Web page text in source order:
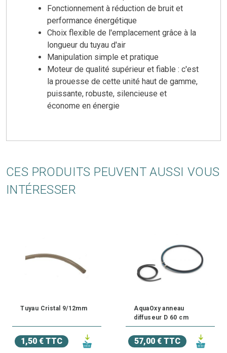
Fonctionnement à réduction de bruit et
performance énergétique
Choix flexible de l'emplacement grâce à la
longueur du tuyau d'air
Manipulation simple et pratique
Moteur de qualité supérieur et fiable : c'est
la prouesse de cette unité haut de gamme,
puissante, robuste, silencieuse et
économe en énergie
CES PRODUITS PEUVENT AUSSI VOUS
INTÉRESSER
Tuyau Cristal 9/12mm
1,50 € TTC
AquaOxy anneau
diffuseur D 60 cm
57,00 € TTC